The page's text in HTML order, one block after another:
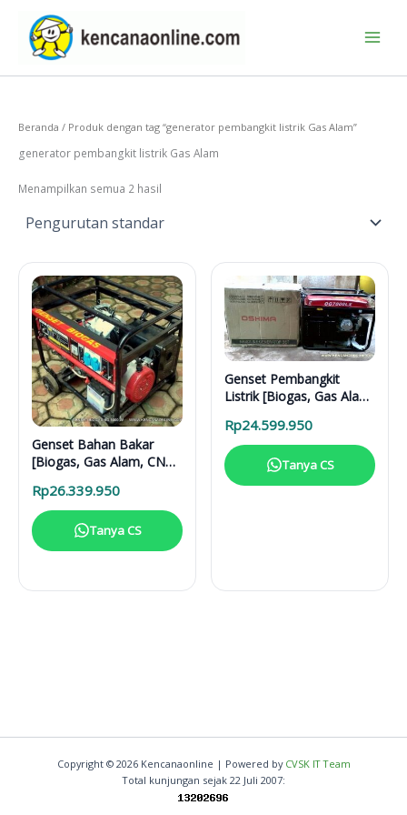
konten
Beranda / Produk dengan tag “generator pembangkit listrik Gas Alam”
generator pembangkit listrik Gas Alam
Menampilkan semua 2 hasil
Genset Bahan Bakar
[Biogas, Gas Alam, CNG]
Rp26.339.950
Tanya CS
Genset Pembangkit
Listrik [Biogas, Gas Alam,
Rp24.599.950
Tanya CS
Copyright © 2026 Kencanaonline | Powered by CVSK IT Team
Total kunjungan sejak 22 Juli 2007: